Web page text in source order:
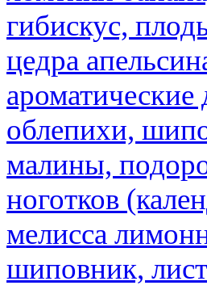
гибискус,
цедра
ароматические
облепихи,
малины,
ноготков
мелисса
шиповник,